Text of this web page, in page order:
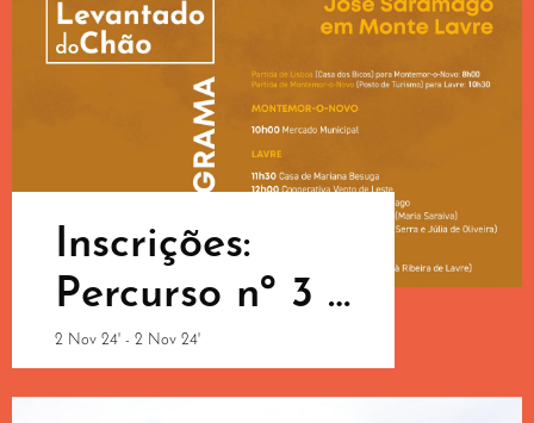
Inscrições:
Percurso nº 3 –
“José
Saramago em
2 Nov 24' - 2 Nov 24'